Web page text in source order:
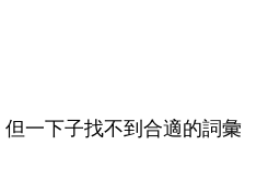
一下子找不到合適的詞彙